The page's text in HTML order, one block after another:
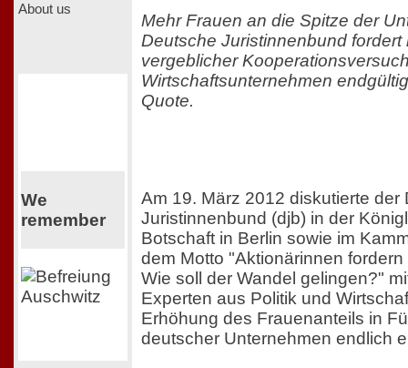
About us
We
remember
Mehr Frauen an die Spitze der
Deutsche Juristinnenbund
vergeblicher
Wirtschaftsunternehmen
Quote.
Am 19. März 2012 diskutierte der
Juristinnenbund (djb) in der
Botschaft in Berlin sowie im
dem Motto "Aktionärinnen
Wie soll der Wandel gelingen?"
Experten aus Politik und
Erhöhung des Frauenanteils in
deutscher Unternehmen endlich